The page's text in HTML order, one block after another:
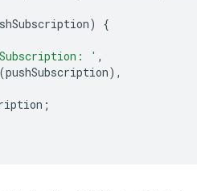
)
{
' ,
(pushSubscription),
;